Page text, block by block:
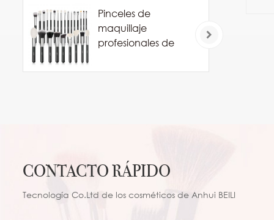
maquillaje
Pinceles de
maquillaje
profesionales de
cabra natural
CONTACTO RÁPIDO
Tecnología Co.Ltd de los cosméticos de Anhui BEILI